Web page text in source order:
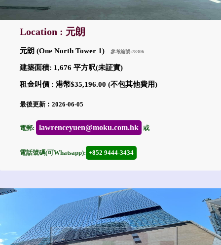
Location : 元朗
元朗 (One North Tower 1) 參考編號:78306
建築面積: 1,676 平方呎(未証實)
租金叫價 : 港幣$35,196.00 (不包其他費用)
最後更新︰2026-06-05
電郵: lawrenceyuen@moku.com.hk 或
電話號碼(可Whatsapp): +852 9444-3434